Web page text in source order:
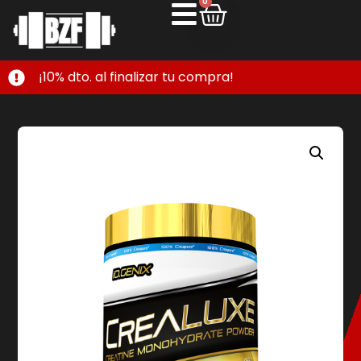
¡10% dto. al finalizar tu compra!